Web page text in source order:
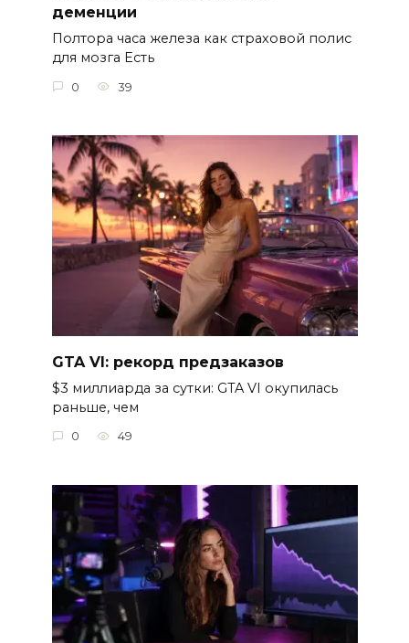
деменции
Полтора часа железа как страховой полис
для мозга Есть
0 39
GTA VI: рекорд предзаказов
$3 миллиарда за сутки: GTA VI окупилась
раньше, чем
0 49